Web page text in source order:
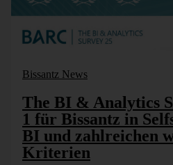
Bissantz News
The BI & Analytics
1 für Bissantz in
BI und zahlreichen
Kriterien